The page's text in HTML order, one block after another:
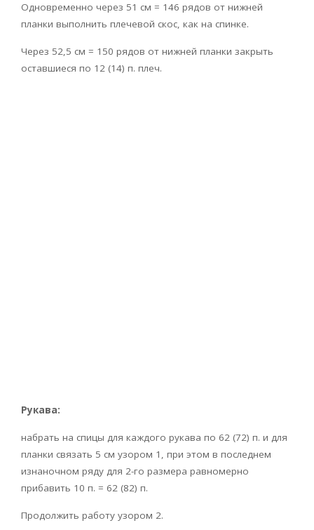
Одновременно через 51 см = 146 рядов от нижней
планки выполнить плечевой скос, как на спинке.
Через 52,5 см = 150 рядов от нижней планки закрыть
оставшиеся по 12 (14) п. плеч.
Рукава:
набрать на спицы для каждого рукава по 62 (72) п. и для
планки связать 5 см узором 1, при этом в последнем
изнаночном ряду для 2-го размера равномерно
прибавить 10 п. = 62 (82) п.
Продолжить работу узором 2.